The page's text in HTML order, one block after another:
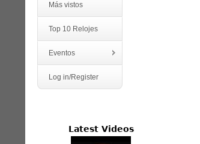
Más vistos
Top 10 Relojes
Eventos
Log in/Register
Latest Videos